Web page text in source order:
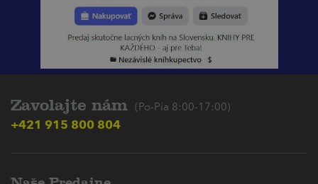
Zavolajte nám (Po-Pia 8:00-17:00)
+421 915 800 804